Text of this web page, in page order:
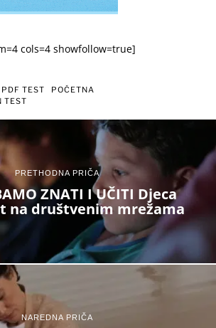
cols=4 showfollow=true]
PDF TEST
POČETNA
TEST
PRETHODNA PRIČA
ZNATI I UČITI Djeca
na društvenim mrežama
NAREDNA PRIČA